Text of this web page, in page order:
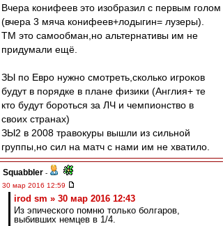
Вчера конифеев это изобразил с первым голом
(вчера 3 мяча конифеев+лодыгин= лузеры).
ТМ это самообман,но альтернативы им не
придумали ещё.
ЗЫ по Евро нужно смотреть,сколько игроков
будут в порядке в плане физики (Англия+ те
кто будут бороться за ЛЧ и чемпионство в
своих странах)
ЗЫ2 в 2008 травокуры вышли из сильной
группы,но сил на матч с нами им не хватило.
Squabbler -
30 мар 2016 12:59
irod sm » 30 мар 2016 12:43
Из эпического помню только болгаров,
выбивших немцев в 1/4.